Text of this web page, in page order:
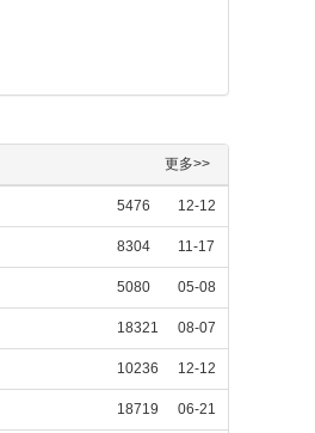
更多>>
5476 12-12
8304 11-17
5080 05-08
18321 08-07
10236 12-12
18719 06-21